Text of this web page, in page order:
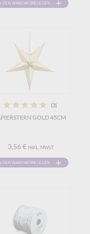
DEN WARENKORB LEGEN
(3)
GOLD 45CM
3,56 € INKL. MWST.
DEN WARENKORB LEGEN